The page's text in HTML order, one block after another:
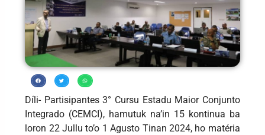
Díli- Partisipantes 3° Cursu Estadu Maior Conjunto
Integrado (CEMCI), hamutuk na’in 15 kontinua ba
loron 22 Jullu to’o 1 Agusto Tinan 2024, ho matéria